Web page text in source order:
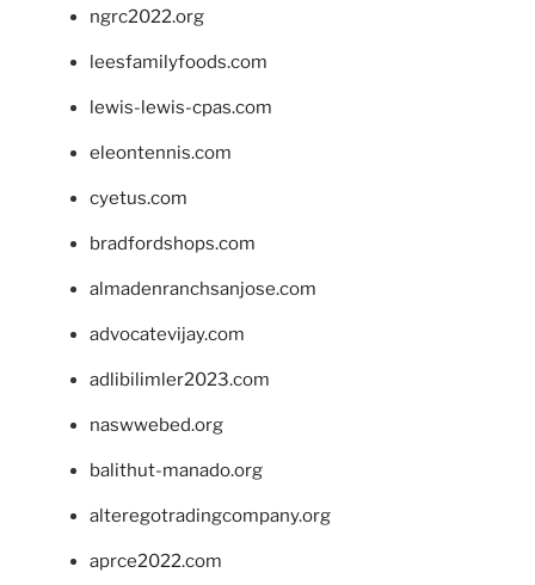
ngrc2022.org
leesfamilyfoods.com
lewis-lewis-cpas.com
eleontennis.com
cyetus.com
bradfordshops.com
almadenranchsanjose.com
advocatevijay.com
adlibilimler2023.com
naswwebed.org
balithut-manado.org
alteregotradingcompany.org
aprce2022.com